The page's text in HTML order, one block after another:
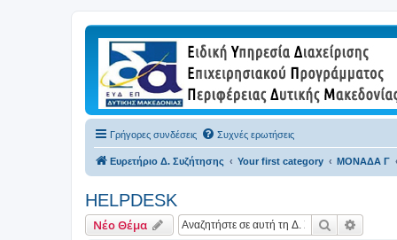
Γρήγορες συνδέσεις Συχνές ερωτήσεις
Ευρετήριο Δ. Συζήτησης Your first category ΜΟΝΑΔΑ Γ
HELPDESK
Νέο Θέμα Αναζήτηση